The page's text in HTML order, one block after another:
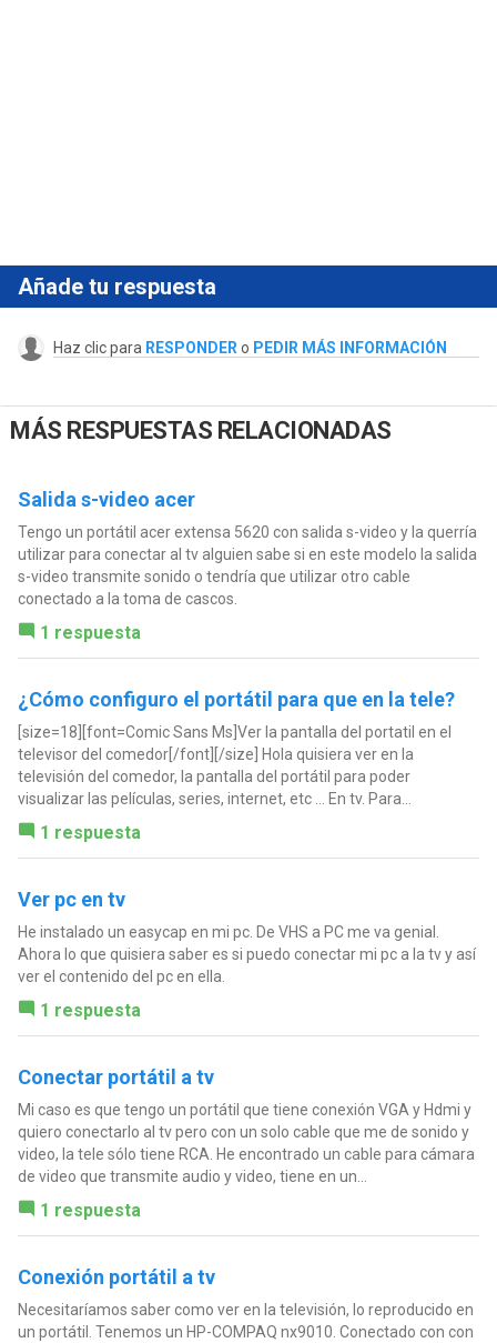
Añade tu respuesta
Haz clic para RESPONDER o PEDIR MÁS INFORMACIÓN
MÁS RESPUESTAS RELACIONADAS
Salida s-video acer
Tengo un portátil acer extensa 5620 con salida s-video y la querría
utilizar para conectar al tv alguien sabe si en este modelo la salida
s-video transmite sonido o tendría que utilizar otro cable
conectado a la toma de cascos.
1 respuesta
¿Cómo configuro el portátil para que en la tele?
[size=18][font=Comic Sans Ms]Ver la pantalla del portatil en el
televisor del comedor[/font][/size] Hola quisiera ver en la
televisión del comedor, la pantalla del portátil para poder
visualizar las películas, series, internet, etc ... En tv. Para...
1 respuesta
Ver pc en tv
He instalado un easycap en mi pc. De VHS a PC me va genial.
Ahora lo que quisiera saber es si puedo conectar mi pc a la tv y así
ver el contenido del pc en ella.
1 respuesta
Conectar portátil a tv
Mi caso es que tengo un portátil que tiene conexión VGA y Hdmi y
quiero conectarlo al tv pero con un solo cable que me de sonido y
video, la tele sólo tiene RCA. He encontrado un cable para cámara
de video que transmite audio y video, tiene en un...
1 respuesta
Conexión portátil a tv
Necesitaríamos saber como ver en la televisión, lo reproducido en
un portátil. Tenemos un HP-COMPAQ nx9010. Conectado con con